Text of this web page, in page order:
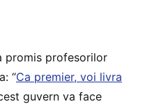
promis profesorilor
“Ca premier, voi livra
guvern va face